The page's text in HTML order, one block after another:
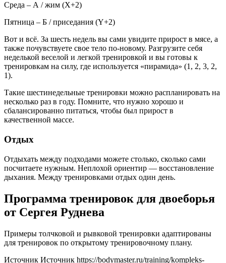
Среда – А / жим (Х+2)
Пятница – Б / приседания (Y+2)
Вот и всё. За шесть недель вы сами увидите прирост в мясе, а
также почувствуете свое тело по-новому. Разгрузите себя
неделькой веселой и легкой тренировкой и вы готовы к
тренировкам на силу, где используется «пирамида» (1, 2, 3, 2,
1).
Такие шестинедельные тренировки можно распланировать на
несколько раз в году. Помните, что нужно хорошо и
сбалансированно питаться, чтобы был прирост в
качественной массе.
Отдых
Отдыхать между подходами можете столько, сколько сами
посчитаете нужным. Неплохой ориентир — восстановление
дыхания. Между тренировками отдых один день.
Программа тренировок для двоеборья
от Сергея Руднева
Примеры толчковой и рывковой тренировки адаптированы
для тренировок по открытому тренировочному плану.
Источник Источник https://bodymaster.ru/training/kompleks-